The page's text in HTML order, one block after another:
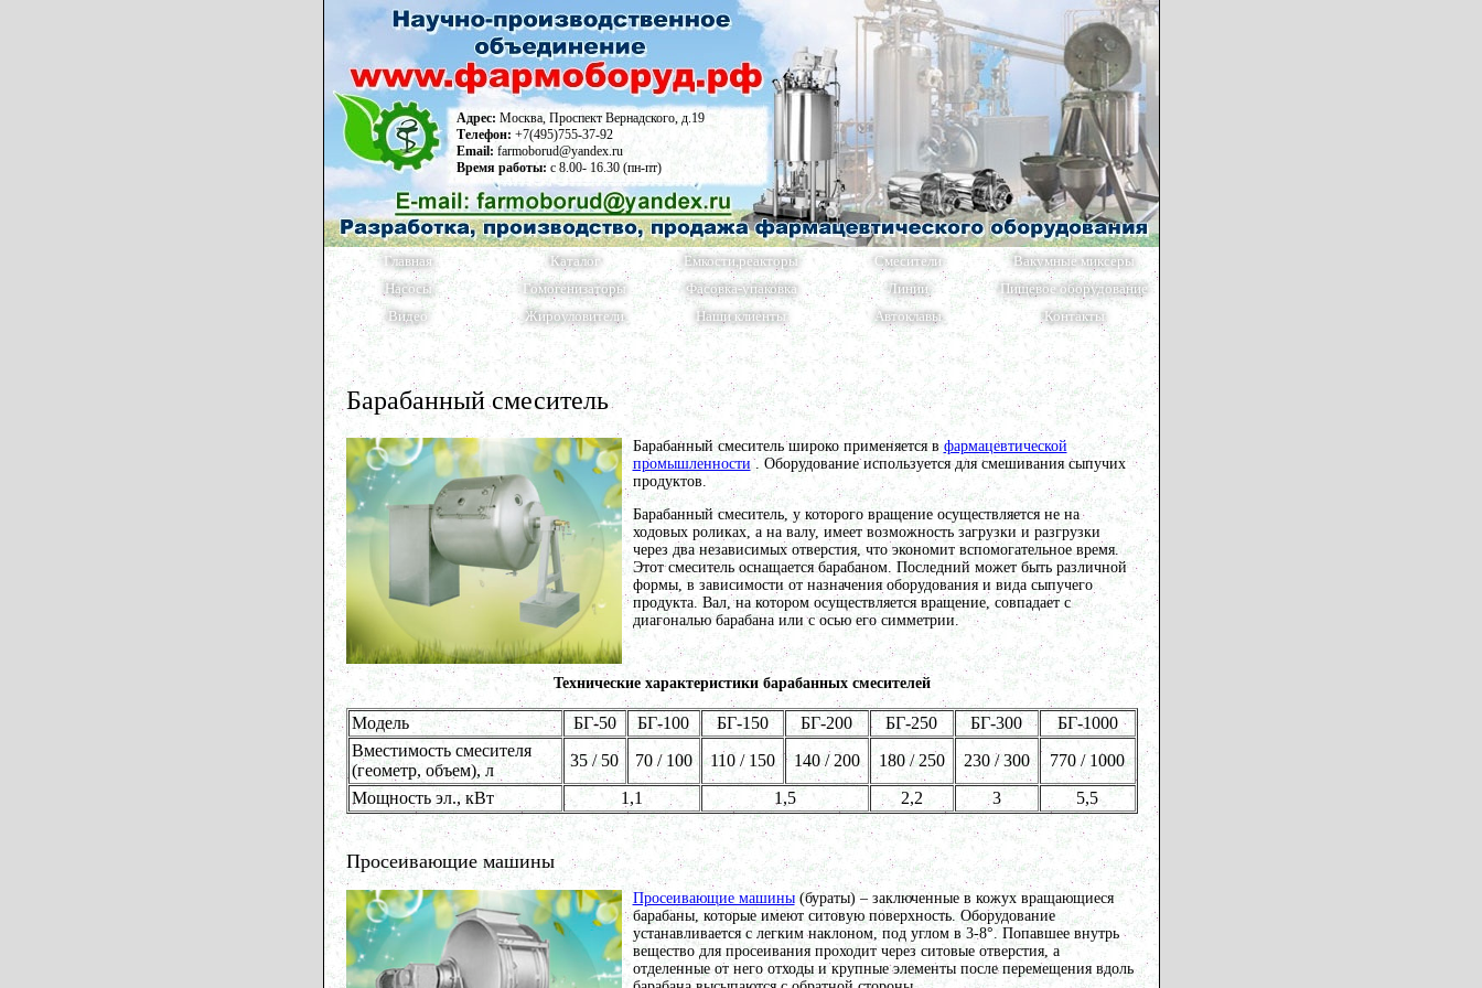
Адрес: Москва, Проспект Вернадского, д.19
Телефон: +7(495)755-37-92
Email: farmoborud@yandex.ru
Время работы:с 8.00- 16.30 (пн-пт)
Главная Каталог Емкости,реакторы Смесители
Вакумные миксеры
Насосы
Гомогенизаторы Фасовка-упаковка Линии
Пищевое оборудование
Видео
Жироуловители Наши клиенты Автоклавы Контакты
Барабанный смеситель
Барабанный смеситель широко применяется в фармацевтической
промышленности. Оборудование используется для смешивания сыпучих
продуктов.
Барабанный смеситель, у которого вращение осуществляется не на
ходовых роликах, а на валу, имеет возможность загрузки и разгрузки
через два независимых отверстия, что экономит вспомогательное время.
Этот смеситель оснащается барабаном. Последний может быть различной
формы, в зависимости от назначения оборудования и вида сыпучего
продукта. Вал, на котором осуществляется вращение, совпадает с
диагональю барабана или с осью его симметрии.
Технические характеристики барабанных смесителей
Модель БГ-50 БГ-100 БГ-150 БГ-200 БГ-250 БГ-300
БГ-1000
Вместимость смесителя
(геометр, объем), л
35 / 50 70 / 100 110 / 150 140 / 200 180 / 250 230 / 300
770 / 1000
Мощность эл., кВт
1,1 1,5 2,2 3 5,5
Просеивающие машины
Просеивающие машины(бураты) – заключенные в кожух вращающиеся
барабаны, которые имеют ситовую поверхность. Оборудование
устанавливается с легким наклоном, под углом в 3-8°. Попавшее внутрь
вещество для просеивания проходит через ситовые отверстия, а
отделенные от него отходы и крупные элементы после перемещения вдоль